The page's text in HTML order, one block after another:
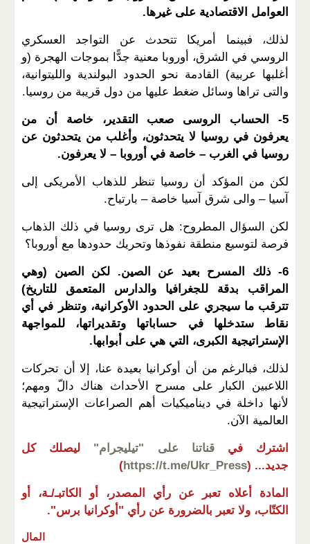
العوامل الاقتصادية على غيرها.
لذلك، فبينما أمريكا تتحدث عن التواجد العسكري
الروسي في الشرق، أوروبا معنية جدًّا بموجات الهجرة (و
أغلبها عربية) القادمة نحو الحدود البولندية والليتوانية،
والتى تراها وسائل ضغط عليها من دول قريبة من روسيا.
5- الحساب الروسى صعب التقدير، خاصة أن من
يعرفون في روسيا لا يتحدثون، وأغلب من يتحدثون عن
روسيا في الغرب – خاصة في أوروبا – لا يعرفون.
لكن من المؤكد أن روسيا تنظر للذهاب الأمريكى إلى
آسيا – والى شرق آسيا خاصة – بارتياح.
لكن السؤال المطروح: هل ترى روسيا في ذلك الذهاب
فرصة لتوسيع منطقة نفوذها وتحريك حدودها مع أوروبا؟
6- ذلك المسرح بعيد عن الصين. لكن الصين (وهي
المراقب بدقة للجغرافيا والدارس المتعمق للتاريخ)
تترقب ما سيجري على الحدود الأوكرانية، وتنظر في أي
نقاط ستدخلها في حساباتها وتقديراتها، للمواجهة
الإستراتيجية الكبرى، التي هي على أبوابها.
لذلك، فبالرغم من أن أوكرانيا بعيدة عنا، إلا أن تحركات
اللاعبين الكبار على مسرح الأحداث هناك دالّ ومهم؛
لأنها داخلة في ديناميكيات أهم الصراعات الإستراتيجية
العالمية الآن.
اشترك في قناتنا على "تيليجرام"
ليصلك كل
جديد... (
https://t.me/Ukr_Press
)
المادة أعلاه تعبر عن رأي المصدر، أو الكاتبـ/ـة، أو
الكتّاب، ولا تعبر بالضرورة عن رأي "أوكرانيا برس".
المال